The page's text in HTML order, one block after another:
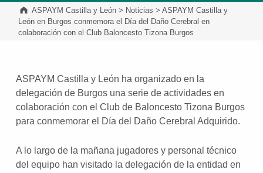
ASPAYM Castilla y León> Noticias > ASPAYM Castilla y
León en Burgos conmemora el Día del Daño Cerebral en
colaboración con el Club Baloncesto Tizona Burgos
ASPAYM Castilla y León ha organizado en la
delegación de Burgos una serie de actividades en
colaboración con el Club de Baloncesto Tizona Burgos
para conmemorar el Día del Daño Cerebral Adquirido.
A lo largo de la mañana jugadores y personal técnico
del equipo han visitado la delegación de la entidad en